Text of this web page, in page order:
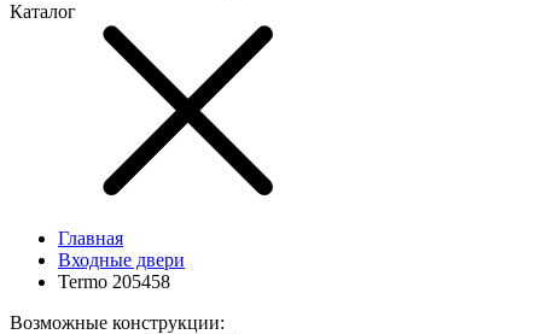
Каталог
Главная
Входные двери
Termo 205458
Возможные конструкции: